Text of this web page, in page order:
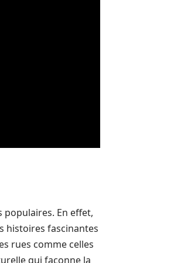
populaires. En effet,
histoires fascinantes
rues comme celles
qui façonne la